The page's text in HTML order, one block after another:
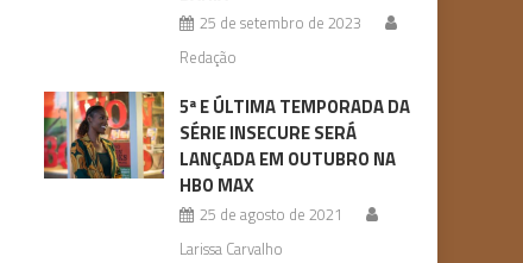
25 de setembro de 2023
Redação
5ª E ÚLTIMA TEMPORADA DA
SÉRIE INSECURE SERÁ
LANÇADA EM OUTUBRO NA
HBO MAX
25 de agosto de 2021
Larissa Carvalho